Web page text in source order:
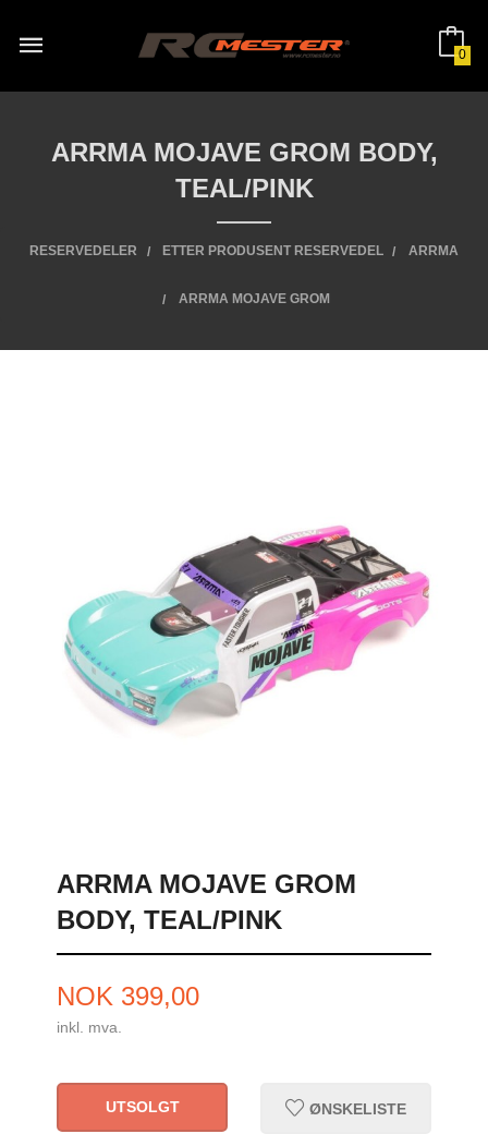
innholdet
0
ARRMA MOJAVE GROM BODY,
TEAL/PINK
RESERVEDELER ETTER PRODUSENT RESERVEDEL ARRMA
ARRMA MOJAVE GROM
ARRMA MOJAVE GROM
BODY, TEAL/PINK
Pris
NOK 399,00
inkl. mva.
UTSOLGT ØNSKELISTE